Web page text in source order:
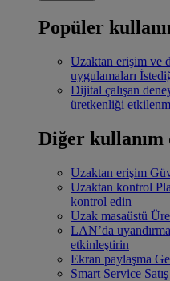
Popüler
Uzaktan erişim ve
uygulamaları
Dijital çalışan
üretkenliği
Diğer kullanım
Uzaktan erişim
Uzaktan kontrol
kontrol edin
Uzak masaüstü
LAN’da uyandırma
etkinleştirin
Ekran paylaşma
Smart Service